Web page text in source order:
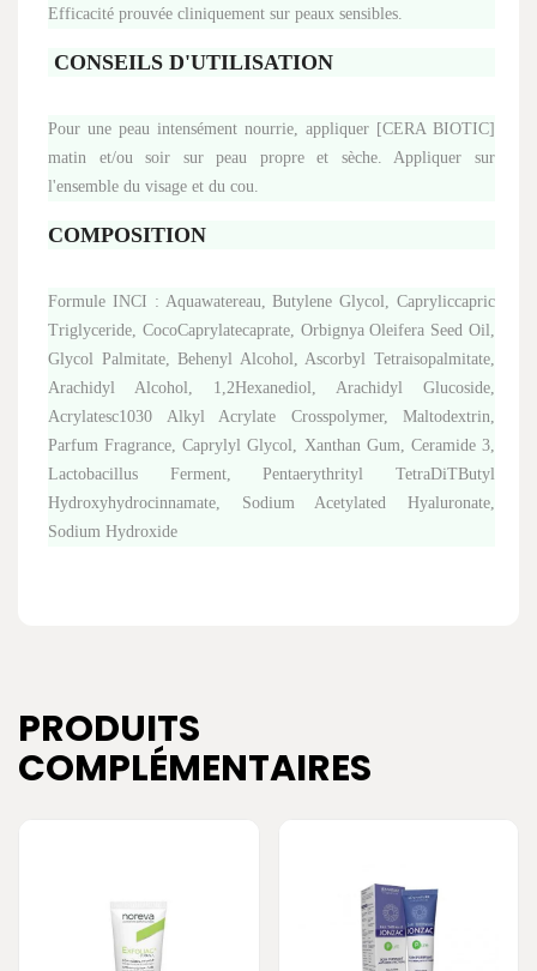
Efficacité prouvée cliniquement sur peaux sensibles.
CONSEILS D'UTILISATION
Pour une peau intensément nourrie, appliquer [CERA BIOTIC]
matin et/ou soir sur peau propre et sèche. Appliquer sur
l'ensemble du visage et du cou.
COMPOSITION
Formule INCI : Aqua­water­eau, Butylene Glycol, Caprylic­capric
Triglyceride, CocoCaprylate­caprate, Orbignya Oleifera Seed Oil,
Glycol Palmitate, Behenyl Alcohol, Ascorbyl Tetraisopalmitate,
Arachidyl Alcohol, 1,2Hexanediol, Arachidyl Glucoside,
Acrylates­c1030 Alkyl Acrylate Crosspolymer, Maltodextrin,
Parfum Fragrance, Caprylyl Glycol, Xanthan Gum, Ceramide 3,
Lactobacillus Ferment, Pentaerythrityl TetraDiTButyl
Hydroxyhydrocinnamate, Sodium Acetylated Hyaluronate,
Sodium Hydroxide
PRODUITS
COMPLÉMENTAIRES